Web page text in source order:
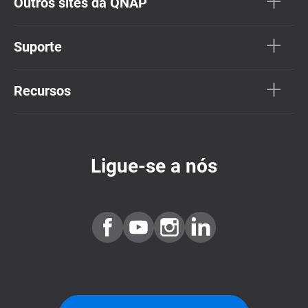
Suporte
Recursos
Ligue-se a nós